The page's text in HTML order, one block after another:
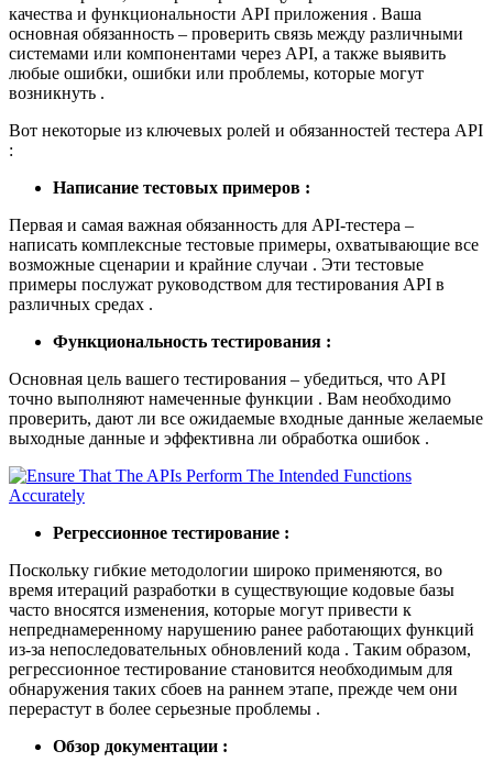
качества и функциональности API приложения . Ваша
основная обязанность – проверить связь между различными
системами или компонентами через API, а также выявить
любые ошибки, ошибки или проблемы, которые могут
возникнуть .
Вот некоторые из ключевых ролей и обязанностей тестера API
:
Написание тестовых примеров :
Первая и самая важная обязанность для API-тестера –
написать комплексные тестовые примеры, охватывающие все
возможные сценарии и крайние случаи . Эти тестовые
примеры послужат руководством для тестирования API в
различных средах .
Функциональность тестирования :
Основная цель вашего тестирования – убедиться, что API
точно выполняют намеченные функции . Вам необходимо
проверить, дают ли все ожидаемые входные данные желаемые
выходные данные и эффективна ли обработка ошибок .
Регрессионное тестирование :
Поскольку гибкие методологии широко применяются, во
время итераций разработки в существующие кодовые базы
часто вносятся изменения, которые могут привести к
непреднамеренному нарушению ранее работающих функций
из-за непоследовательных обновлений кода . Таким образом,
регрессионное тестирование становится необходимым для
обнаружения таких сбоев на раннем этапе, прежде чем они
перерастут в более серьезные проблемы .
Обзор документации :